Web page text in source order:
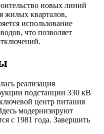
новых линий
жилых кварталов,
использование
что позволяет
реализация
подстанции 330 кВ
центр питания
модернизируют
с 1981 года. Завершить